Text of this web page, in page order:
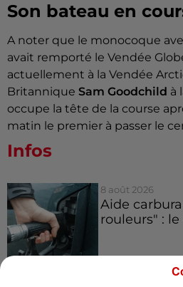
Son bateau en
A noter que le monocoque
avait remporté le Vendée
actuellement à la Vendée
Britannique Sam Goodchild à
occupe la tête de la course
matin le premier à passer le
Infos
8 août 2026
Aide
rouleurs" :